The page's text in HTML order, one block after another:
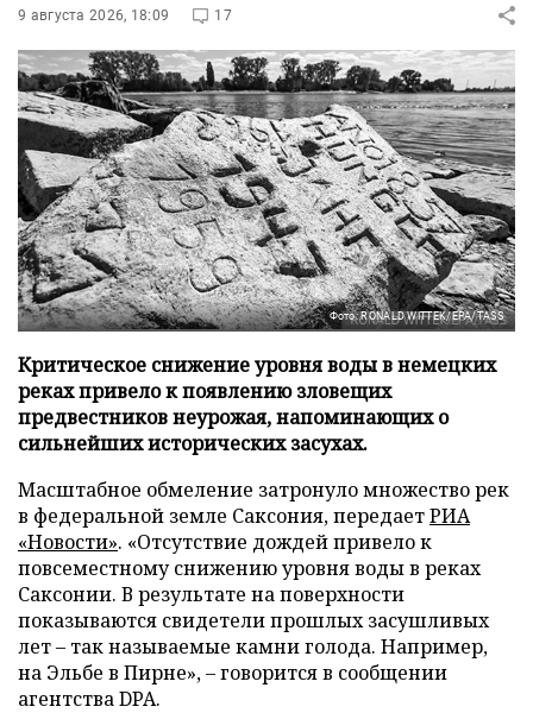
9 августа 2026, 18:09 17
Фото: RONALD WITTEK/EPA/TASS
Критическое снижение уровня воды в немецких
реках привело к появлению зловещих
предвестников неурожая, напоминающих о
сильнейших исторических засухах.
Масштабное обмеление затронуло множество рек
в федеральной земле Саксония, передаетРИА
«Новости». «Отсутствие дождей привело к
повсеместному снижению уровня воды в реках
Саксонии. В результате на поверхности
показываются свидетели прошлых засушливых
лет – так называемые камни голода. Например,
на Эльбе в Пирне», – говорится в сообщении
агентства DPA.